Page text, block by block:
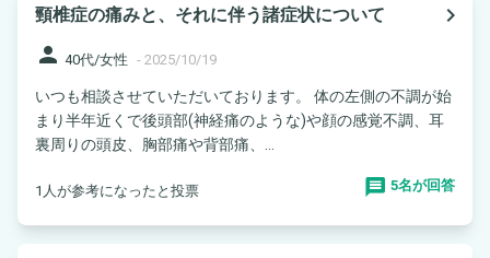
頸椎症の痛みと、それに伴う諸症状について
navigate_next
person 40代/女性 - 2025/10/19
いつも相談させていただいております。 体の左側の不調が始
まり半年近くで後頭部(神経痛のような)や顔の感覚不調、耳
裏周りの頭皮、胸部痛や背部痛、...
1人が参考になったと投票 5名が回答